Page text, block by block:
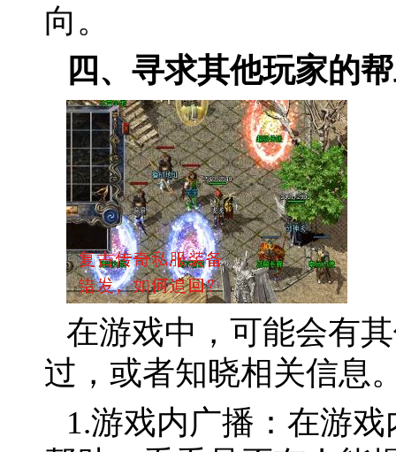
向。
四、寻求其他玩家的
在游戏中，可能会有
过，或者知晓相关信息
1.游戏内广播：在游